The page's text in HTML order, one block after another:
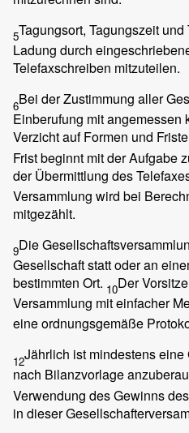
5Tagungsort, Tagungszeit
Ladung durch
Telefaxschreiben mitzuteilen.
6Bei der Zustimmung aller
Einberufung mit angemessen
Verzicht auf Formen und
Frist beginnt mit der Aufgabe
der Übermittlung des
Versammlung wird bei
mitgezählt.
9Die
Gesellschaft statt oder an
bestimmten Ort. 10Der
Versammlung mit einfacher
eine ordnungsgemäße
12Jährlich ist mindestens
nach Bilanzvorlage
Verwendung des Gewinns
in dieser